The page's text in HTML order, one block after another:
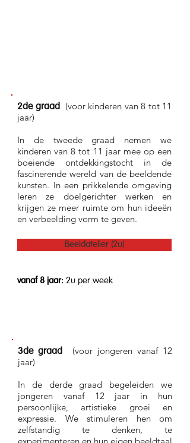
2de graad (voor kinderen van 8 tot 11
jaar)
In de tweede graad nemen we
kinderen van 8 tot 11 jaar mee op een
boeiende ontdekkingstocht in de
fascinerende wereld van de beeldende
kunsten. In een prikkelende omgeving
leren ze doelgerichter werken en
krijgen ze meer ruimte om hun ideeën
en verbeelding vorm te geven.
Beeldatelier (2u)
vanaf 8 jaar: 2u per week
3de graad
(voor jongeren vanaf 12
jaar)
In de derde graad begeleiden we
jongeren vanaf 12 jaar in hun
persoonlijke, artistieke groei en
expressie. We stimuleren hen om
zelfstandig te denken, te